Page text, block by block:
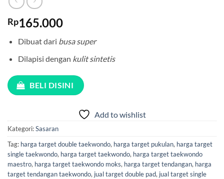
Rp165.000
Dibuat dari busa super
Dilapisi dengan kulit sintetis
BELI DISINI
Add to wishlist
Kategori:Sasaran
Tag: harga target double taekwondo, harga target pukulan, harga target
single taekwondo, harga target taekwondo, harga target taekwondo
maestro, harga target taekwondo moks, harga target tendangan, harga
target tendangan taekwondo, jual target double pad, jual target single